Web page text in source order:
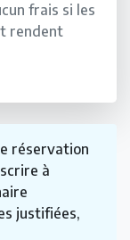
frais si les
rendent
réservation
à
justifiées,